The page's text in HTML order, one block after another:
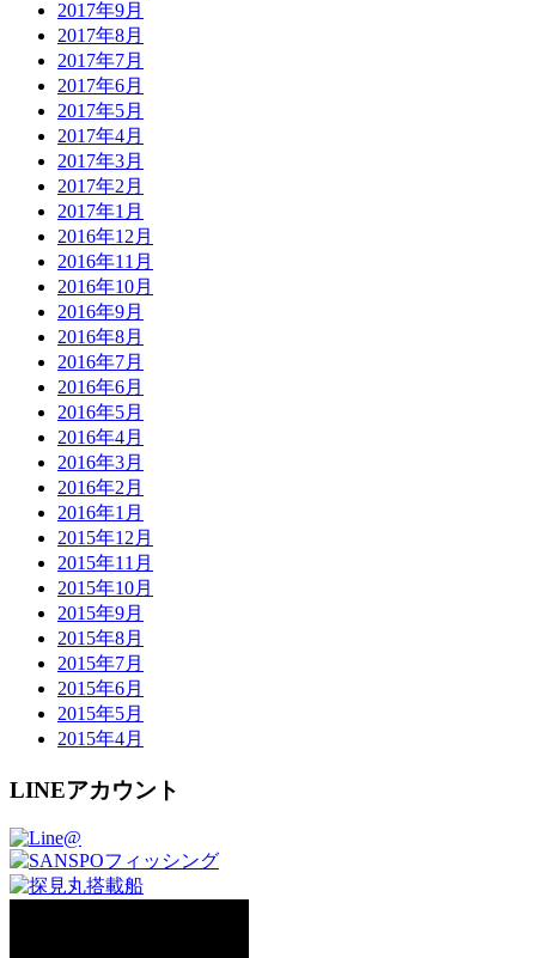
2017年9月
2017年8月
2017年7月
2017年6月
2017年5月
2017年4月
2017年3月
2017年2月
2017年1月
2016年12月
2016年11月
2016年10月
2016年9月
2016年8月
2016年7月
2016年6月
2016年5月
2016年4月
2016年3月
2016年2月
2016年1月
2015年12月
2015年11月
2015年10月
2015年9月
2015年8月
2015年7月
2015年6月
2015年5月
2015年4月
LINEアカウント